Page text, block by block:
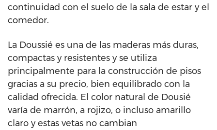
continuidad con el suelo de la sala de estar y el
comedor.
La Doussié es una de las maderas más duras,
compactas y resistentes y se utiliza
principalmente para la construcción de pisos
gracias a su precio, bien equilibrado con la
calidad ofrecida. El color natural de Dousié
varía de marrón, a rojizo, o incluso amarillo
claro y estas vetas no cambian